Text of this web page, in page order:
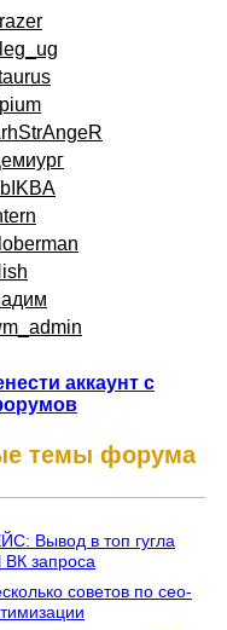
аккаунт с
темы форума
Вывод в топ гугла
ВК запроса
советов по сео-